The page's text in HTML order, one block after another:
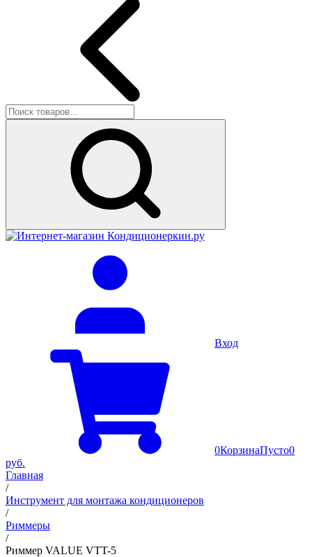
Вход
0КорзинаПусто0
руб.
Главная
/
Инструмент для монтажа кондиционеров
/
Риммеры
/
Риммер VALUE VTT-5